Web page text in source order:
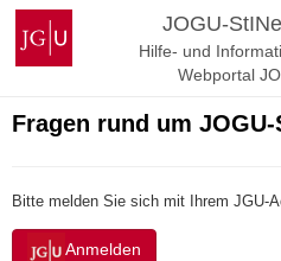
Zum
Inhalt
springen
Johannes
Gutenberg-
Universität
JOGU-
Hilfe- und
Webportal
Fragen rund um JOGU-
Bitte melden Sie sich mit Ihrem JGU-
Anmelden